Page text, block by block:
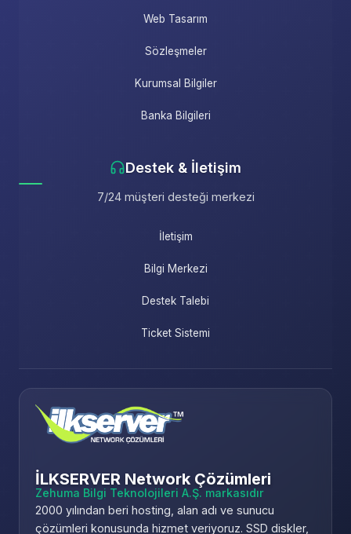
Web Tasarım
Sözleşmeler
Kurumsal Bilgiler
Banka Bilgileri
Destek & İletişim
7/24 müşteri desteği merkezi
İletişim
Bilgi Merkezi
Destek Talebi
Ticket Sistemi
İLKSERVER Network Çözümleri
Zehuma Bilgi Teknolojileri A.Ş. markasıdır
2000 yılından beri hosting, alan adı ve sunucu
çözümleri konusunda hizmet veriyoruz. SSD diskler,